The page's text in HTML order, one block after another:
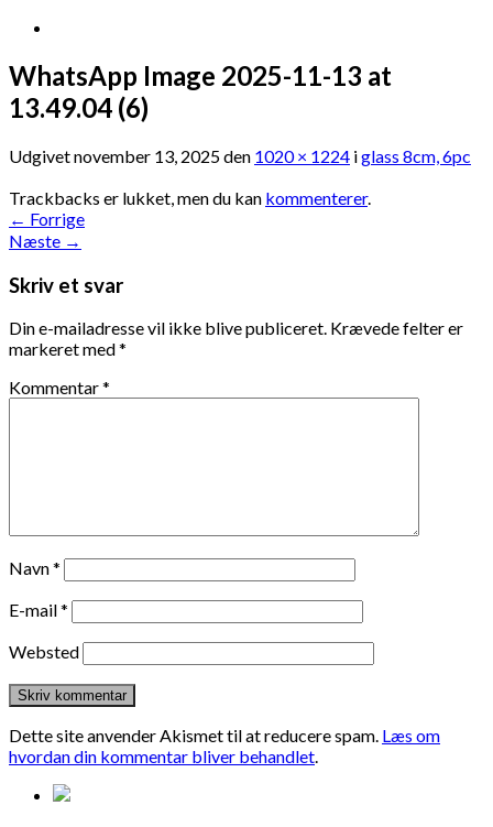
WhatsApp Image 2025-11-13 at
13.49.04 (6)
Udgivetnovember 13, 2025den 1020 × 1224 iglass 8cm, 6pc
Trackbacks er lukket, men du kan kommenterer.
← Forrige
Næste →
Skriv et svar
Din e-mailadresse vil ikke blive publiceret. Krævede felter er
markeret med*
Kommentar*
Navn*
E-mail*
Websted
Dette site anvender Akismet til at reducere spam. Læs om
hvordan din kommentar bliver behandlet.